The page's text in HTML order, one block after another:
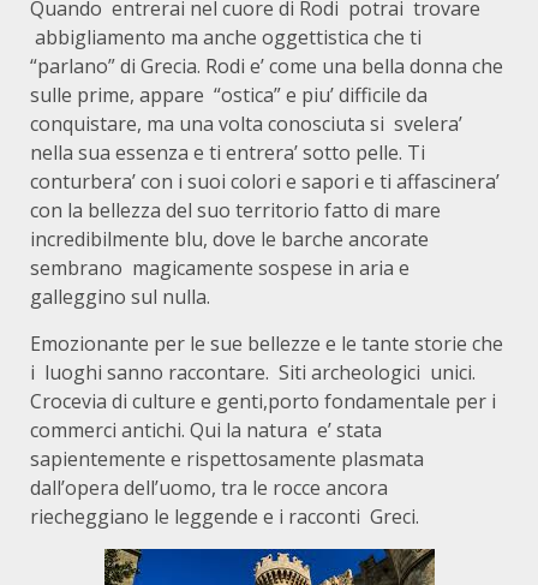
Quando entrerai nel cuore di Rodi potrai trovare
abbigliamento ma anche oggettistica che ti
“parlano” di Grecia. Rodi e’ come una bella donna che
sulle prime, appare “ostica” e piu’ difficile da
conquistare, ma una volta conosciuta si svelera’
nella sua essenza e ti entrera’ sotto pelle. Ti
conturbera’ con i suoi colori e sapori e ti affascinera’
con la bellezza del suo territorio fatto di mare
incredibilmente blu, dove le barche ancorate
sembrano magicamente sospese in aria e
galleggino sul nulla.
Emozionante per le sue bellezze e le tante storie che
i luoghi sanno raccontare. Siti archeologici unici.
Crocevia di culture e genti,porto fondamentale per i
commerci antichi. Qui la natura e’ stata
sapientemente e rispettosamente plasmata
dall’opera dell’uomo, tra le rocce ancora
riecheggiano le leggende e i racconti Greci.